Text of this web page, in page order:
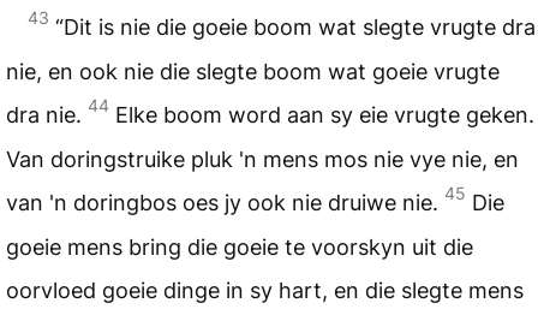
43 “Dit is nie die goeie boom wat slegte vrugte dra
nie, en ook nie die slegte boom wat goeie vrugte
dra nie. 44 Elke boom word aan sy eie vrugte geken.
Van doringstruike pluk 'n mens mos nie vye nie, en
van 'n doringbos oes jy ook nie druiwe nie. 45 Die
goeie mens bring die goeie te voorskyn uit die
oorvloed goeie dinge in sy hart, en die slegte mens